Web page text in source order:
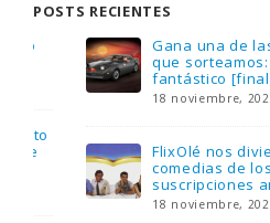
POSTS RECIENTES
Gana una de las
que sorteamos: Knight
fantástico [finalizado]
18 noviembre, 2022
FlixOlé nos divierte
comedias de los 80 y
suscripciones anuales
18 noviembre, 2022